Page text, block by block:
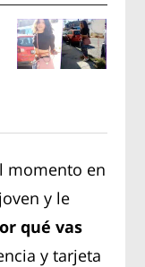
momento en
y le
qué vas
y tarjeta